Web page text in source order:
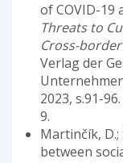
of COVID-19
Threats to
Cross-
Verlag der
2023, s.91-
9.
Martinčík, D.;
between